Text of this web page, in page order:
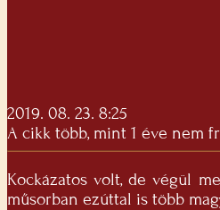
2019. 08. 23. 8:25
A cikk több, mint 1 éve nem
Kockázatos volt, de végül
műsorban ezúttal is több